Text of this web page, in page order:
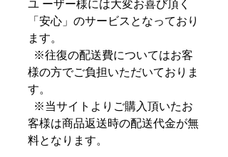
ユ ーザー様には大変お喜び頂く
「安心」のサービスとなっており
ます。
※往復の配送費についてはお客
様の方でご負担いただいておりま
す。
※当サイトよりご購入頂いたお
客様は商品返送時の配送代金が無
料となります。